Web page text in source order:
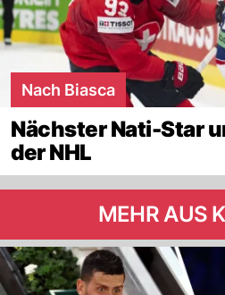
Nach Biasca
Nächster Nati-Star
der NHL
MEHR AUS